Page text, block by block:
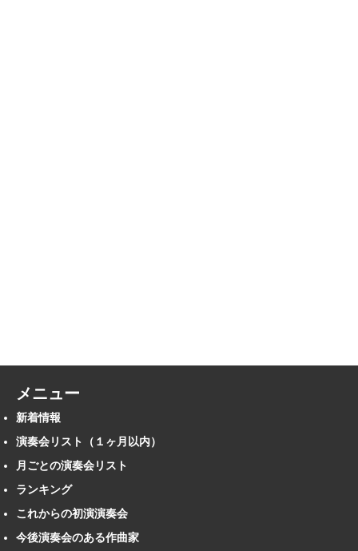
メニュー
新着情報
演奏会リスト（１ヶ月以内）
月ごとの演奏会リスト
ランキング
これからの初演演奏会
今後演奏会のある作曲家